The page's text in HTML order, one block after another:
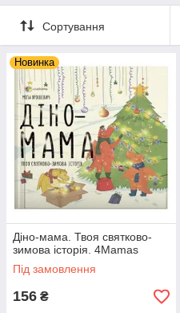
Сортування
Новинка
Діно-мама. Твоя святково-
зимова історія. 4Mamas
Під замовлення
156 ₴